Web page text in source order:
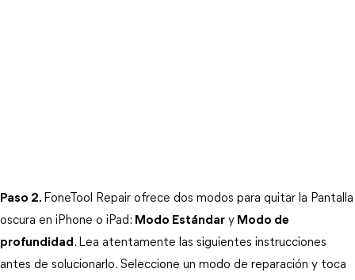
Paso 2. FoneTool Repair ofrece dos modos para quitar la Pantalla
oscura en iPhone o iPad: Modo Estándar y Modo de
profundidad. Lea atentamente las siguientes instrucciones
antes de solucionarlo. Seleccione un modo de reparación y toca